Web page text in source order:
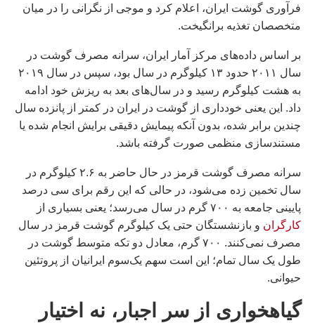
فرآوری گوشت ایران، اعلام کرد و موجی از نگرانی را در میان
متخصصان تغذیه برانگیخت.
بر اساس داده‌های مرکز آمار ایران، سرانه مصرف گوشت در
سال ۲۰۱۱ حدود ۱۳ کیلوگرم در سال بود، سپس در سال ۲۰۱۹
به هشت کیلوگرم رسید و در سال‌های بعد به ریزش خود ادامه
داد. این یعنی خودداری از گوشت در ایران در کمتر از پانزده سال
چندین برابر شده، بدون آنکه پیمایش دقیقی برایش انجام شده یا
مستندسازی منظمی صورت گرفته باشد.
سرانه مصرف گوشت قرمز در حال حاضر به ۲.۶ کیلوگرم در
سال تخمین زده می‌شود، در حالی که این رقم برای سی درصد
پایینی جامعه به ۷۰۰ گرم در سال می‌رسد؛ یعنی بسیاری از
کارگران و بازنشستگان حتی یک کیلوگرم گوشت قرمز در سال
مصرف نمی‌کنند. ۷۰۰ گرم، معادل دو تکه متوسط گوشت در
طول یک سال تمام؛ این است سهم یک‌سوم ایرانیان از پروتئین
حیوانی.
گیاهخواری از سر اجبار، نه اختیار